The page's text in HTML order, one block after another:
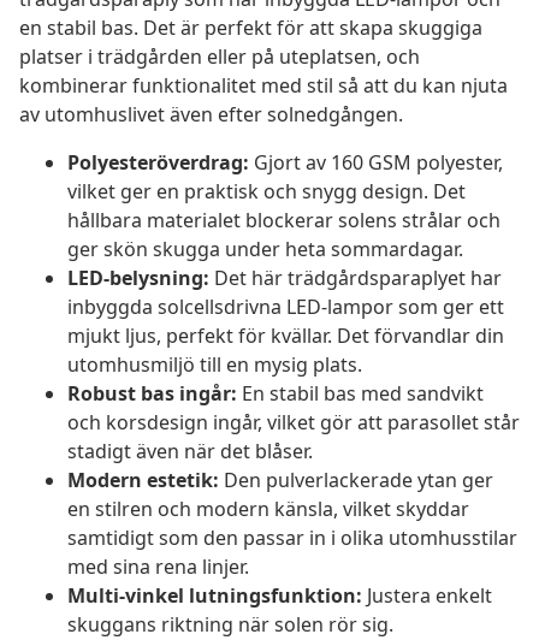
en stabil bas. Det är perfekt för att skapa skuggiga
platser i trädgården eller på uteplatsen, och
kombinerar funktionalitet med stil så att du kan njuta
av utomhuslivet även efter solnedgången.
Polyesteröverdrag: Gjort av 160 GSM polyester,
vilket ger en praktisk och snygg design. Det
hållbara materialet blockerar solens strålar och
ger skön skugga under heta sommardagar.
LED-belysning: Det här trädgårdsparaplyet har
inbyggda solcellsdrivna LED-lampor som ger ett
mjukt ljus, perfekt för kvällar. Det förvandlar din
utomhusmiljö till en mysig plats.
Robust bas ingår: En stabil bas med sandvikt
och korsdesign ingår, vilket gör att parasollet står
stadigt även när det blåser.
Modern estetik: Den pulverlackerade ytan ger
en stilren och modern känsla, vilket skyddar
samtidigt som den passar in i olika utomhusstilar
med sina rena linjer.
Multi-vinkel lutningsfunktion: Justera enkelt
skuggans riktning när solen rör sig.